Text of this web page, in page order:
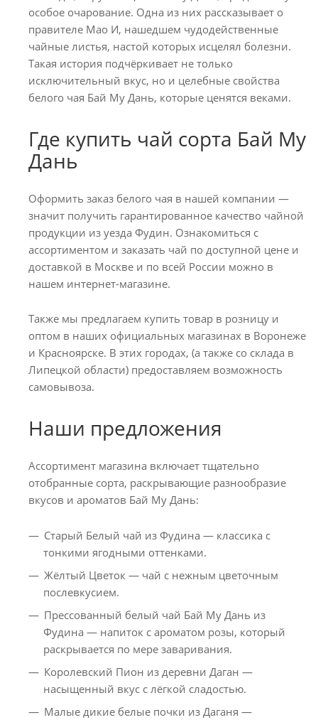
особое очарование. Одна из них рассказывает о
правителе Мао И, нашедшем чудодейственные
чайные листья, настой которых исцелял болезни.
Такая история подчёркивает не только
исключительный вкус, но и целебные свойства
белого чая Бай Му Дань, которые ценятся веками.
Где купить чай сорта Бай Му
Дань
Оформить заказ белого чая в нашей компании —
значит получить гарантированное качество чайной
продукции из уезда Фудин. Ознакомиться с
ассортиментом и заказать чай по доступной цене и
доставкой в Москве⁠ и по всей России можно в
нашем интернет-магазине.
Также мы предлагаем купить товар в розницу и
оптом в наших официальных магазинах в Воронеже
и Красноярске. В этих городах, (а также со склада в
Липецкой области) предоставляем возможность
самовывоза.
Наши предложения
Ассортимент магазина включает тщательно
отобранные сорта, раскрывающие разнообразие
вкусов и ароматов Бай Му Дань:
Старый Белый чай из Фудина — классика с
тонкими ягодными оттенками.
Жёлтый Цветок — чай с нежным цветочным
послевкусием.
Прессованный белый чай Бай Му Дань из
Фудина — напиток с ароматом розы, который
раскрывается по мере заваривания.
Королевский Пион из деревни Даган —
насыщенный вкус с лёгкой сладостью.
Малые дикие белые почки из Даганя —